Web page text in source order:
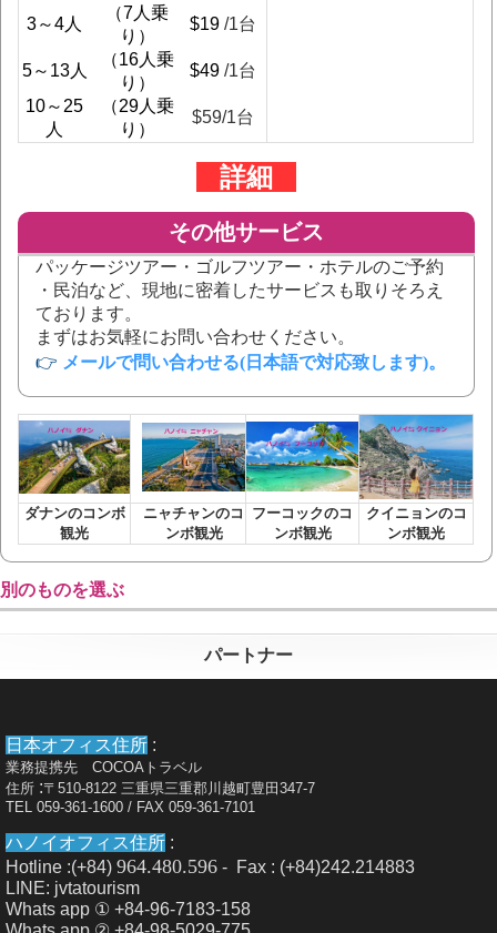
3～4人
（7人乗
り）
$19 /1台
5～13人
（16人乗
り）
$49 /1台
10～25
人
（29人乗
り）
$59/1台
詳細
その他サービス
パッケージツアー・ゴルフツアー・ホテルのご予約
・民泊など、現地に密着したサービスも取りそろえ
ております。
まずはお気軽にお問い合わせください。
👉 メールで問い合わせる(日本語で対応致します)。
ダナンのコンボ
観光
ニャチャンのコ
ンボ観光
フーコックのコ
ンボ観光
クイニョンのコ
ンボ観光
別のものを選ぶ
パートナー
日本オフィス住所 :
業務提携先 COCOAトラベル
住所 :〒510-8122 三重県三重郡川越町豊田347-7
TEL 059-361-1600 / FAX 059-361-7101
ハノイオフィス住所 :
Hotline :(+84) 964.480.596 - Fax : (+84)242.214883
LINE: jvtatourism
Whats app ① +84-96-7183-158